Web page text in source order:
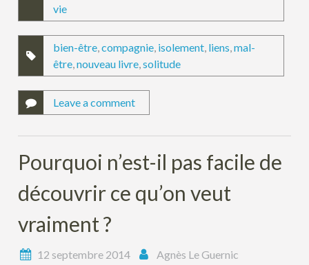
vie
bien-être,compagnie, isolement, liens,mal-
être,nouveau livre,solitude
Leave a comment
Pourquoi n’est-il pas facile de
découvrir ce qu’on veut
vraiment ?
12 septembre 2014 Agnès Le Guernic